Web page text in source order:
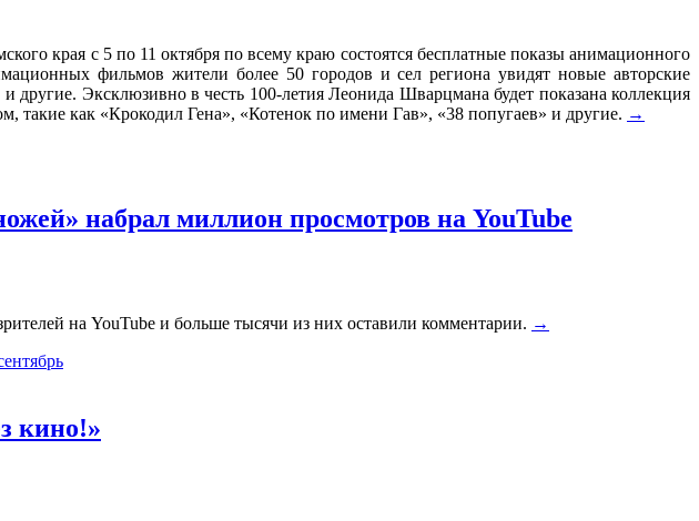
края с 5 по 11 октября по всему краю состоятся бесплатные показы анимационного
фильмов жители более 50 городов и сел региона увидят новые авторские
Эксклюзивно в честь 100-летия Леонида Шварцмана будет показана коллекция
такие как «Крокодил Гена», «Котенок по имени Гав», «38 попугаев» и другие. →
набрал миллион просмотров на YouTube
на YouTube и больше тысячи из них оставили комментарии. →
кино!»